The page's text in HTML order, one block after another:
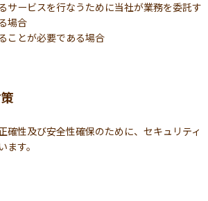
サービスを行なうために当社が業務を委託す
場合
ことが必要である場合
確性及び安全性確保のために、セキュリティ
す。